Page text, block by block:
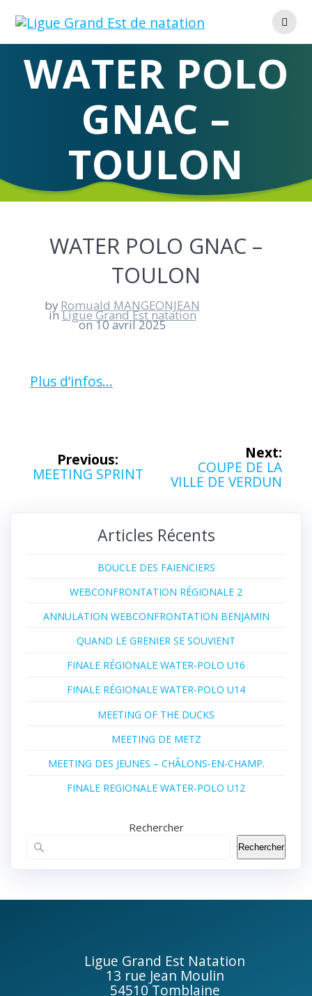
to
WATER POLO
GNAC –
TOULON
WATER POLO GNAC –
TOULON
by Romuald MANGEONJEAN
inLigue Grand Est natation
on 10 avril 2025
Plus d’infos…
de
Previous:
Previous
MEETING SPRINT
Next:
Next
post:
COUPE DE LA
VILLE DE VERDUN
Articles Récents
BOUCLE DES FAIENCIERS
WEBCONFRONTATION RÉGIONALE 2
ANNULATION WEBCONFRONTATION BENJAMIN
QUAND LE GRENIER SE SOUVIENT
FINALE RÉGIONALE WATER-POLO U16
FINALE RÉGIONALE WATER-POLO U14
MEETING OF THE DUCKS
MEETING DE METZ
MEETING DES JEUNES – CHÂLONS-EN-CHAMP.
FINALE REGIONALE WATER-POLO U12
Rechercher
Rechercher
Ligue Grand Est Natation
13 rue Jean Moulin
54510 Tomblaine